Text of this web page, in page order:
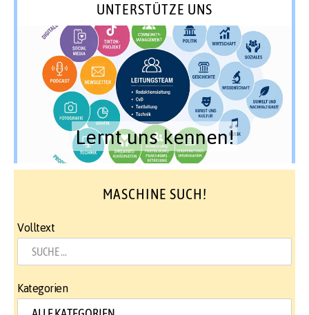
UNTERSTÜTZE UNS
Lernt uns kennen!
MASCHINE SUCH!
Volltext
Kategorien